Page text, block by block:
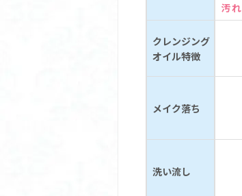
汚
クレンジング
オイル特徴
メイク落ち
洗い流し